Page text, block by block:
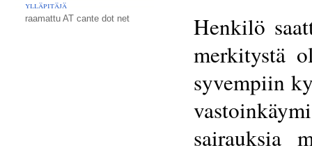
ylläpitäjä
raamattu AT cante dot net
Henkilö
merkitystä
syvempiin
sairauksia